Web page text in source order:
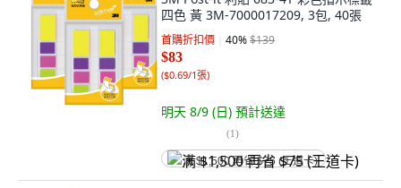
四色 黃 3M-7000017209, 3包, 40張
首購折扣價 40%$139
$83
($0.69/1張)
明天 8/9 (日) 預計送達
(1)
满 $1,500 再省 $75 (王道卡)